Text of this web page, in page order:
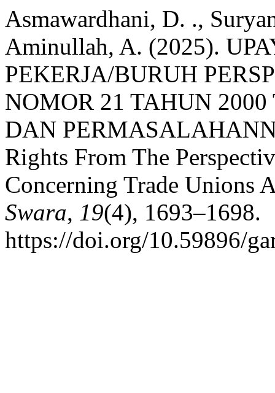
Asmawardhani, D. .,
Aminullah, A. (2025).
PEKERJA/BURUH
NOMOR 21 TAHUN
DAN
Rights From The
Concerning Trade Unions
Swara, 19(4), 1693–1698.
https://doi.org/10.59896/